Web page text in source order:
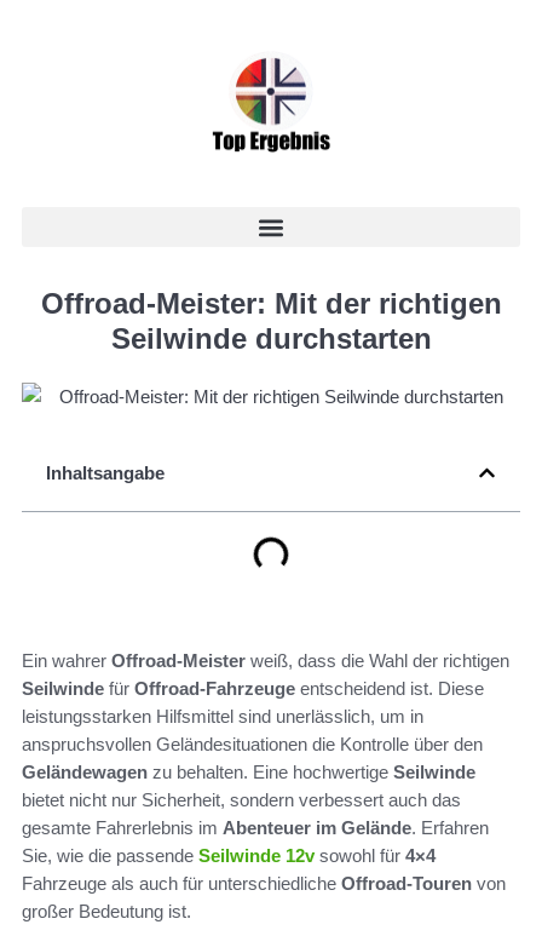
Offroad-Meister: Mit der richtigen
Seilwinde durchstarten
Inhaltsangabe
Ein wahrer Offroad-Meister weiß, dass die Wahl der richtigen
Seilwinde für Offroad-Fahrzeuge entscheidend ist. Diese
leistungsstarken Hilfsmittel sind unerlässlich, um in
anspruchsvollen Geländesituationen die Kontrolle über den
Geländewagen zu behalten. Eine hochwertige Seilwinde
bietet nicht nur Sicherheit, sondern verbessert auch das
gesamte Fahrerlebnis im Abenteuer im Gelände. Erfahren
Sie, wie die passende Seilwinde 12vsowohl für 4×4
Fahrzeuge als auch für unterschiedliche Offroad-Touren von
großer Bedeutung ist.